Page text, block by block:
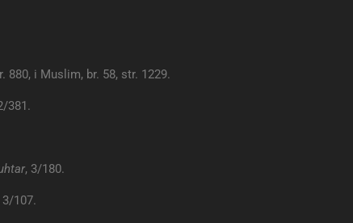
880, i Muslim, br. 58, str. 1229.
381.
, 3/180.
3/107.